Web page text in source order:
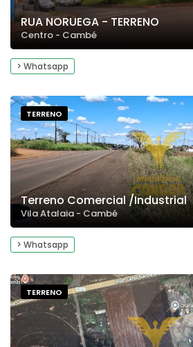
RUA NORUEGA - TERRENO
Centro - Cambé
> Whatsapp
TERRENO
Terreno Comercial /Industrial
Vila Atalaia - Cambé
> Whatsapp
TERRENO